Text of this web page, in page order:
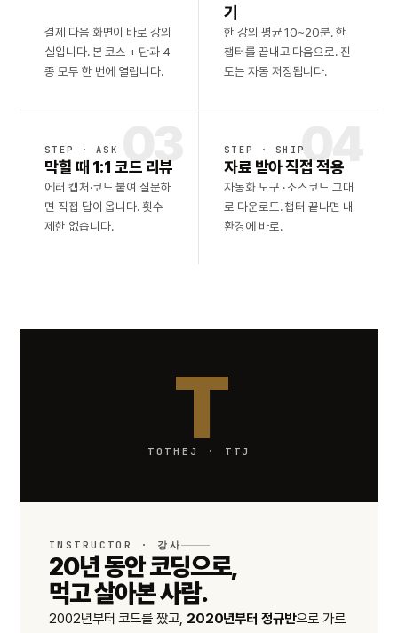
결제 다음 화면이 바로 강의
실입니다. 본 코스 + 단과 4
종 모두 한 번에 열립니다.
기
한 강의 평균 10~20분. 한
챕터를 끝내고 다음으로. 진
도는 자동 저장됩니다.
STEP · ASK
막힐 때 1:1 코드 리뷰
에러 캡처·코드 붙여 질문하
면 직접 답이 옵니다. 횟수
제한 없습니다.
STEP · SHIP
자료 받아 직접 적용
자동화 도구 · 소스코드 그대
로 다운로드. 챕터 끝나면 내
환경에 바로.
T
TOTHEJ · TTJ
INSTRUCTOR · 강사
20년 동안 코딩으로,
먹고 살아본 사람.
2002년부터 코드를 짰고, 2020년부터 정규반으로 가르